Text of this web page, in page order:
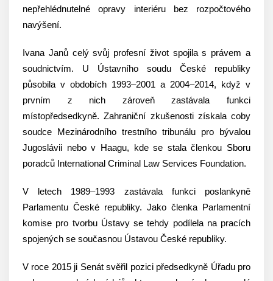
nepřehlédnutelné opravy interiéru bez rozpočtového
navýšení.
Ivana Janů celý svůj profesní život spojila s právem a
soudnictvím. U Ústavního soudu České republiky
působila v obdobích 1993–2001 a 2004–2014, když v
prvním z nich zároveň zastávala funkci
místopředsedkyně. Zahraniční zkušenosti získala coby
soudce Mezinárodního trestního tribunálu pro bývalou
Jugoslávii nebo v Haagu, kde se stala členkou Sboru
poradců International Criminal Law Services Foundation.
V letech 1989–1993 zastávala funkci poslankyně
Parlamentu České republiky. Jako členka Parlamentní
komise pro tvorbu Ústavy se tehdy podílela na pracích
spojených se současnou Ústavou České republiky.
V roce 2015 ji Senát svěřil pozici předsedkyně Úřadu pro